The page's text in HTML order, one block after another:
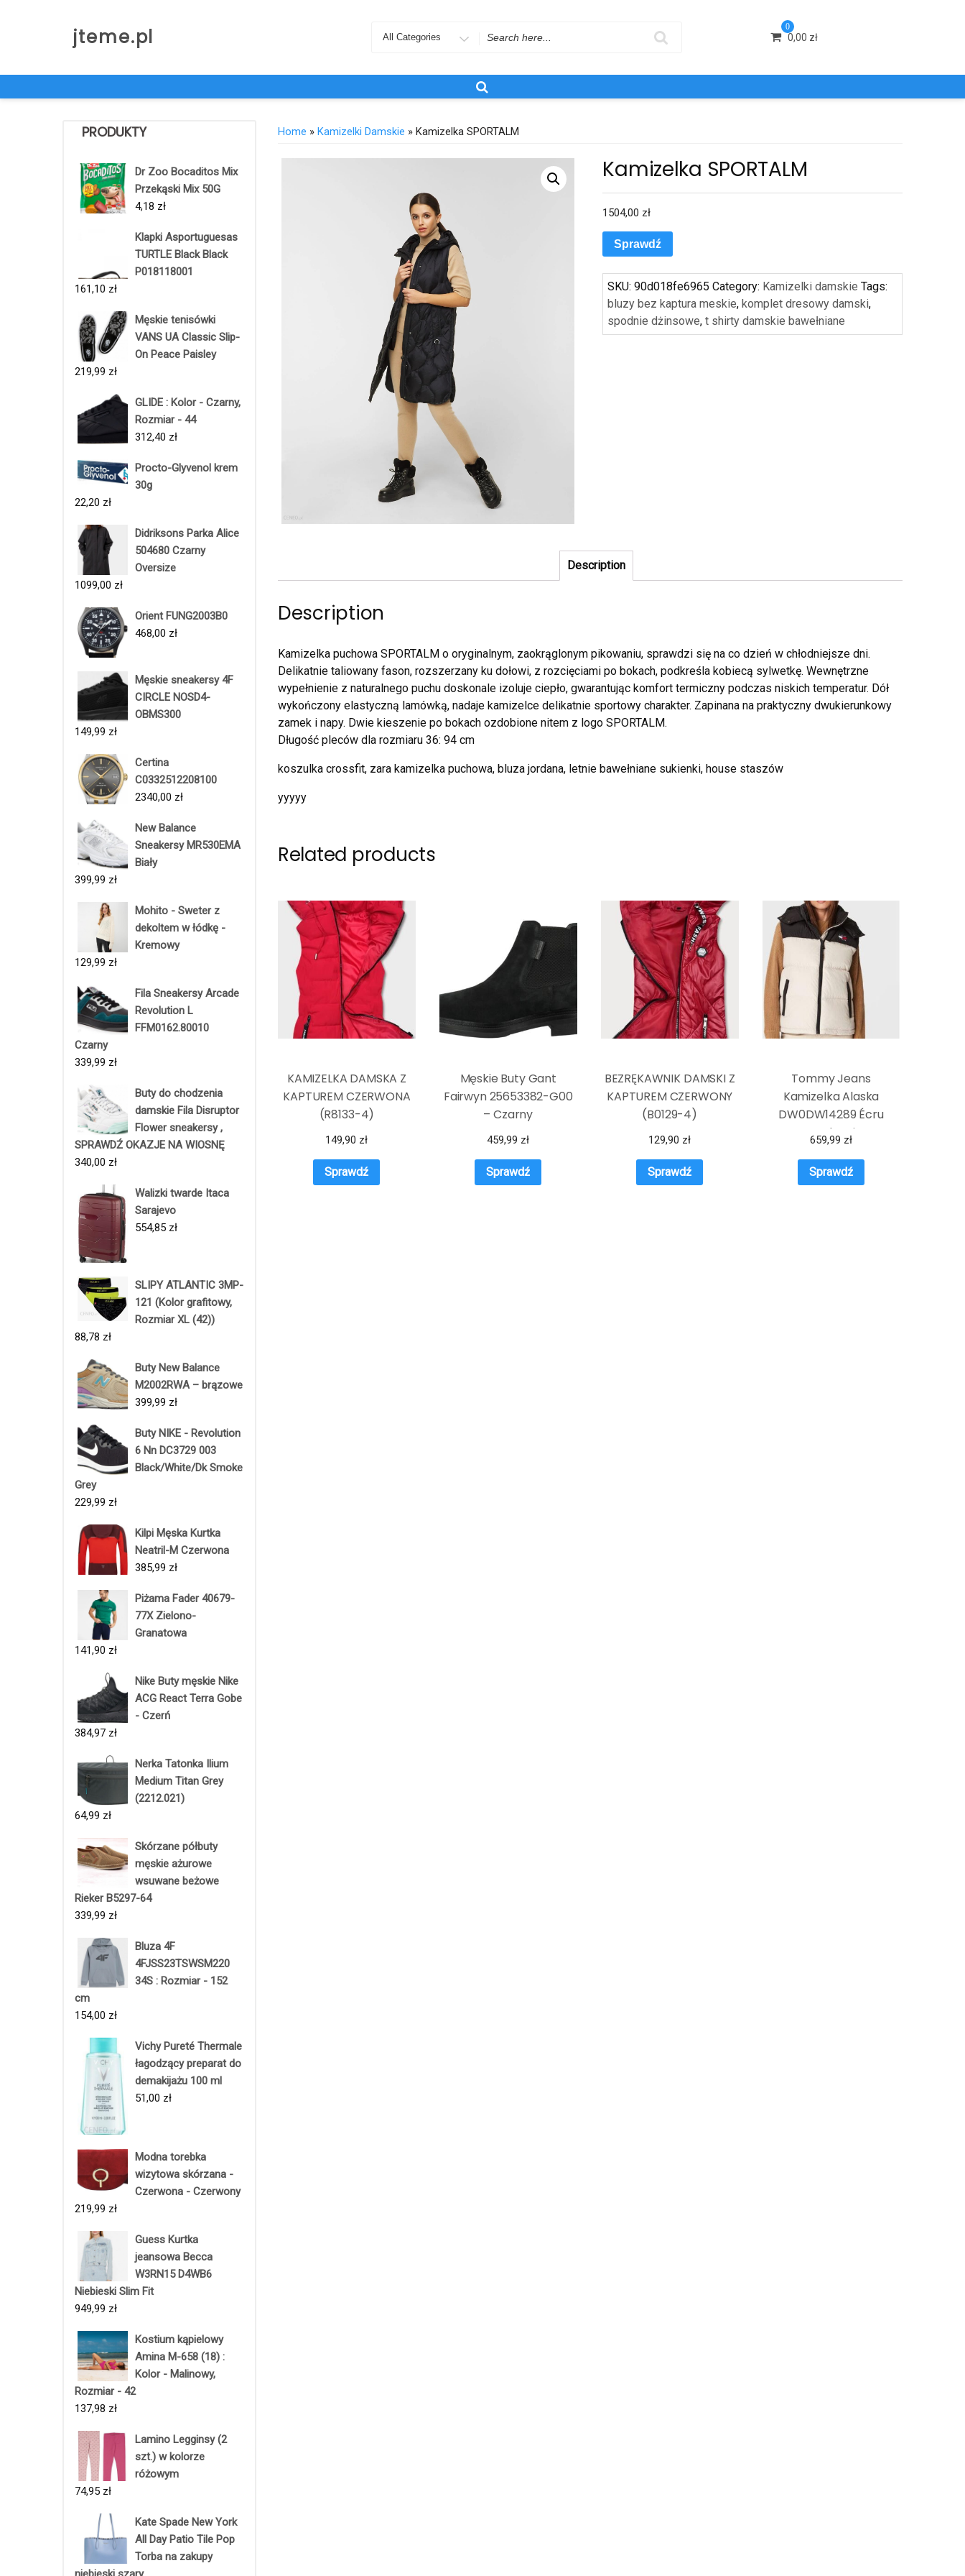
jteme.pl
Search
0
0,00 zł
PRODUKTY
Dr Zoo Bocaditos Mix
Przekąski Mix 50G
4,18 zł
Klapki Asportuguesas
TURTLE Black Black
P018118001
161,10 zł
Męskie tenisówki
VANS UA Classic Slip-
On Peace Paisley
219,99 zł
GLIDE : Kolor - Czarny,
Rozmiar - 44
312,40 zł
Procto-Glyvenol krem
30g
22,20 zł
Didriksons Parka Alice
504680 Czarny
Oversize
1099,00 zł
Orient FUNG2003B0
468,00 zł
Męskie sneakersy 4F
CIRCLE NOSD4-
OBMS300
149,99 zł
Certina
C0332512208100
2340,00 zł
New Balance
Sneakersy MR530EMA
Biały
399,99 zł
Mohito - Sweter z
dekoltem w łódkę -
Kremowy
129,99 zł
Fila Sneakersy Arcade
Revolution L
FFM0162.80010
Czarny
339,99 zł
Buty do chodzenia
damskie Fila Disruptor
Flower sneakersy ,
SPRAWDŹ OKAZJE NA WIOSNĘ
340,00 zł
Walizki twarde Itaca
Sarajevo
554,85 zł
SLIPY ATLANTIC 3MP-
121 (Kolor grafitowy,
Rozmiar XL (42))
88,78 zł
Buty New Balance
M2002RWA – brązowe
399,99 zł
Buty NIKE - Revolution
6 Nn DC3729 003
Black/White/Dk Smoke
Grey
229,99 zł
Kilpi Męska Kurtka
Neatril-M Czerwona
385,99 zł
Piżama Fader 40679-
77X Zielono-
Granatowa
141,90 zł
Nike Buty męskie Nike
ACG React Terra Gobe
- Czerń
384,97 zł
Nerka Tatonka Ilium
Medium Titan Grey
(2212.021)
64,99 zł
Skórzane półbuty
męskie ażurowe
wsuwane beżowe
Rieker B5297-64
339,99 zł
Bluza 4F
4FJSS23TSWSM220
34S : Rozmiar - 152
cm
154,00 zł
Vichy Pureté Thermale
łagodzący preparat do
demakijażu 100 ml
51,00 zł
Modna torebka
wizytowa skórzana -
Czerwona - Czerwony
219,99 zł
Guess Kurtka
jeansowa Becca
W3RN15 D4WB6
Niebieski Slim Fit
949,99 zł
Kostium kąpielowy
Amina M-658 (18) :
Kolor - Malinowy,
Rozmiar - 42
137,98 zł
Lamino Legginsy (2
szt.) w kolorze
różowym
74,95 zł
Kate Spade New York
All Day Patio Tile Pop
Torba na zakupy
Home » Kamizelki Damskie » Kamizelka SPORTALM
Kamizelka SPORTALM
1504,00 zł
Sprawdź
SKU:90d018fe6965 Category: Kamizelki damskie Tags:
bluzy bez kaptura meskie,komplet dresowy damski,
spodnie dżinsowe,t shirty damskie bawełniane
Description
Description
Kamizelka puchowa SPORTALM o oryginalnym, zaokrąglonym pikowaniu, sprawdzi się na co dzień w chłodniejsze dni.
Delikatnie taliowany fason, rozszerzany ku dołowi, z rozcięciami po bokach, podkreśla kobiecą sylwetkę. Wewnętrzne
wypełnienie z naturalnego puchu doskonale izoluje ciepło, gwarantując komfort termiczny podczas niskich temperatur. Dół
wykończony elastyczną lamówką, nadaje kamizelce delikatnie sportowy charakter. Zapinana na praktyczny dwukierunkowy
zamek i napy. Dwie kieszenie po bokach ozdobione nitem z logo SPORTALM.
Długość pleców dla rozmiaru 36: 94 cm
koszulka crossfit, zara kamizelka puchowa, bluza jordana, letnie bawełniane sukienki, house staszów
yyyyy
Related products
KAMIZELKA DAMSKA Z
KAPTUREM CZERWONA
(R8133-4)
149,90 zł
Sprawdź
Męskie Buty Gant
Fairwyn 25653382-G00
– Czarny
459,99 zł
Sprawdź
BEZRĘKAWNIK DAMSKI Z
KAPTUREM CZERWONY
(B0129-4)
129,90 zł
Sprawdź
Tommy Jeans
Kamizelka Alaska
DW0DW14289 Écru
Regular Fit
659,99 zł
Sprawdź